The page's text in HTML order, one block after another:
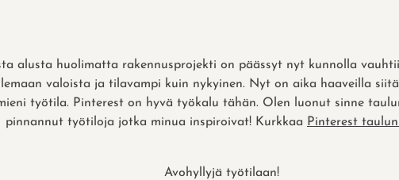
alusta huolimatta rakennusprojekti on päässyt nyt kunnolla
valoista ja tilavampi kuin nykyinen. Nyt on aika haaveilla
työtila. Pinterest on hyvä työkalu tähän. Olen luonut sinne
pinnannut työtiloja jotka minua inspiroivat! Kurkkaa Pinterest
Avohyllyjä työtilaan!